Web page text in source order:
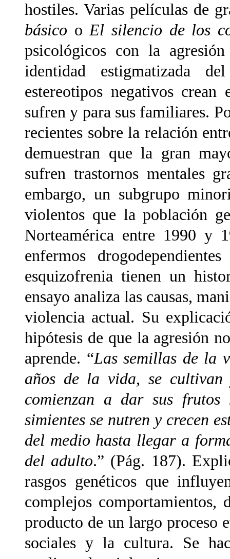
hostiles. Varias películas de
básico o El silencio de los
psicológicos con la
identidad estigmatizada
estereotipos negativos
sufren y para sus familiares.
recientes sobre la relación
demuestran que la gran
sufren trastornos mentales
embargo, un subgrupo
violentos que la población
Norteamérica entre 1990 y
enfermos
esquizofrenia tienen un
ensayo analiza las causas,
violencia actual. Su
hipótesis de que la agresión
aprende. “Las semillas de la
años de la vida, se
comienzan a dar sus frutos
simientes se nutren y crecen
del medio hasta llegar a
del adulto.” (Pág. 187).
rasgos genéticos que
complejos comportamientos,
producto de un largo proceso
sociales y la cultura. Se